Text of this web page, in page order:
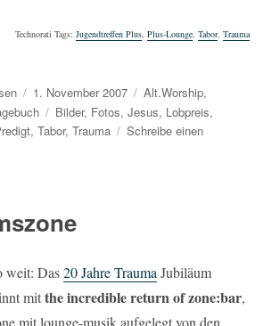
Technorati Tags: Jugendtreffen Plus, Plus-Lounge, Tabor, Trauma
Veröffentlicht
am
1. November 2007 Kategorien
Alt.Worship,
Schlagwörter
Bilder, Fotos,Jesus, Lobpreis,
,Tabor,Trauma
Schreibe einen
weit: Das20 Jahre Trauma Jubiläum
mit the incredible return of zone:bar,
mit lounge-musik aufgelegt von den